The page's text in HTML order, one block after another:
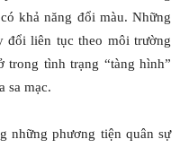
khả năng đổi màu. Những
đổi liên tục theo môi trường
trong tình trạng “tàng hình”
sa mạc.
những phương tiện quân sự